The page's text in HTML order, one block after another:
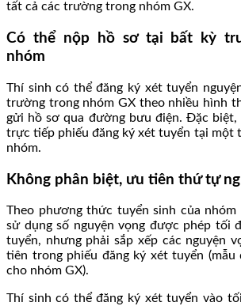
tất cả các trường trong nhóm GX.
Có thể nộp hồ sơ tại bất kỳ
nhóm
Thí sinh có thể đăng ký xét tuyển
trường trong nhóm GX theo nhiều hình
gửi hồ sơ qua đường bưu điện. Đặc
trực tiếp phiếu đăng ký xét tuyển tại một
nhóm.
Không phân biệt, ưu tiên thứ tự
Theo phương thức tuyển sinh của
sử dụng số nguyện vọng được phép tối
tuyển, nhưng phải sắp xếp các nguyện
tiên trong phiếu đăng ký xét tuyển
cho nhóm GX).
Thí sinh có thể đăng ký xét tuyển vào